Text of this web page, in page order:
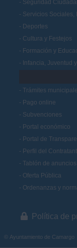
Seguridad
Servicios Sociales,
Deportes
Cultura y Festejos
Formación y
Infancia, Juventud
Trámites
Pago online
Subvenciones
Portal económico
Portal de
Perfil del
Tablón de anuncios
Oferta Pública
Ordenanzas y
Política de
© Ayuntamiento de Camargo